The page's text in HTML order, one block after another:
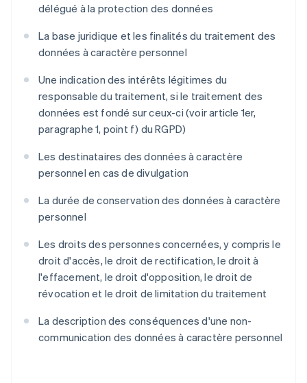
délégué à la protection des données
La base juridique et les finalités du traitement des
données à caractère personnel
Une indication des intérêts légitimes du
responsable du traitement, si le traitement des
données est fondé sur ceux-ci (voir article 1er,
paragraphe 1, point f) du RGPD)
Les destinataires des données à caractère
personnel en cas de divulgation
La durée de conservation des données à caractère
personnel
Les droits des personnes concernées, y compris le
droit d'accès, le droit de rectification, le droit à
l'effacement, le droit d'opposition, le droit de
révocation et le droit de limitation du traitement
La description des conséquences d'une non-
communication des données à caractère personnel